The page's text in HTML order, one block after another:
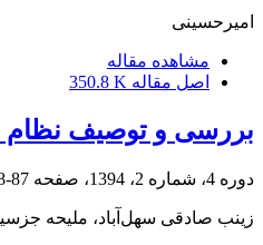
امیرحسینى
مشاهده مقاله
اصل مقاله 350.8 K
بررسی و توصیف
دوره 4، شماره 2، 1394، صفحه 87-98
زینب صادقی سهل‌آباد، ملیحه‌‌